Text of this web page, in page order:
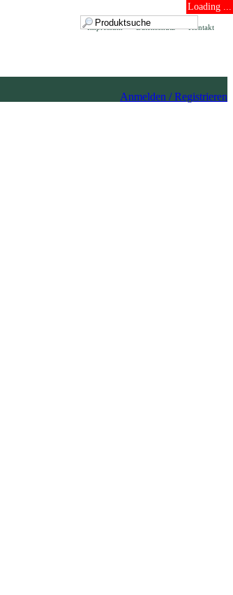
Loading ...
Kontakt
Datenschutz
Impressum
Anmelden / Registrieren